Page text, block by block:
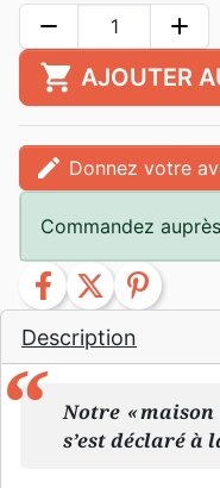
Description
Notre «
s’est déclaré à
remove add
shopping_cart AJOUTER
edit Donnez votre
Commandez
facebook twitter pinterest